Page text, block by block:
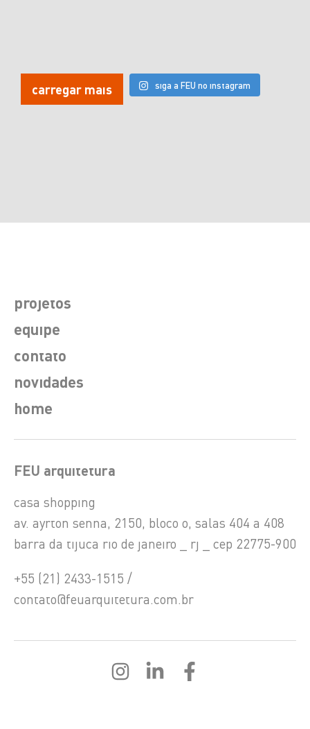
carregar mais siga a FEU no instagram
projetos
equipe
contato
novidades
home
FEU arquitetura
casa shopping
av. ayrton senna, 2150, bloco o, salas 404 a 408
barra da tijuca rio de janeiro _ rj _ cep 22775-900
+55 (21) 2433-1515 /
contato@feuarquitetura.com.br